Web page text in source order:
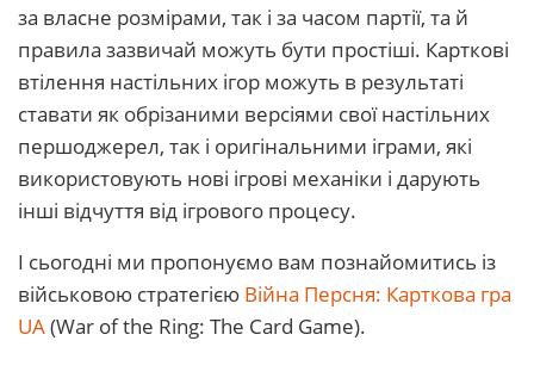
за власне розмірами, так і за часом партії, та й
правила зазвичай можуть бути простіші. Карткові
втілення настільних ігор можуть в результаті
ставати як обрізаними версіями свої настільних
першоджерел, так і оригінальними іграми, які
використовують нові ігрові механіки і дарують
інші відчуття від ігрового процесу.
І сьогодні ми пропонуємо вам познайомитись із
військовою стратегією Війна Персня: Карткова гра
UA(War of the Ring: The Card Game).